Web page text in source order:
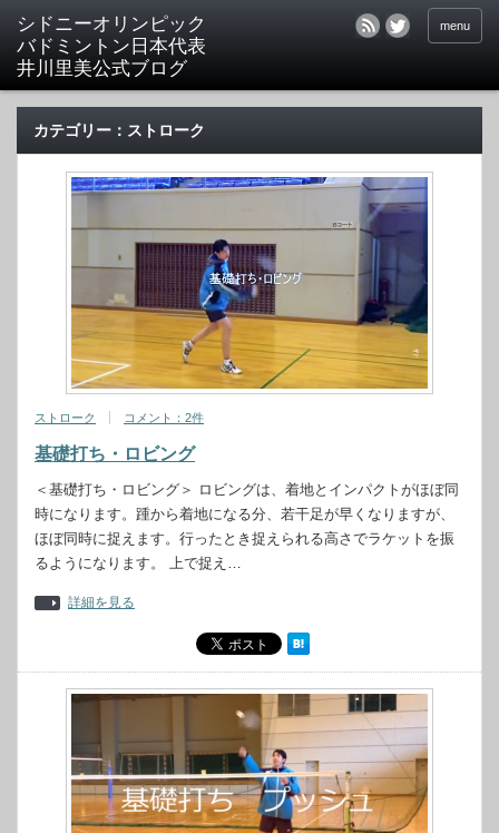
シドニーオリンピック
バドミントン日本代表
井川里美公式ブログ
menu
カテゴリー：ストローク
ストローク コメント：2件
基礎打ち・ロビング
＜基礎打ち・ロビング＞ ロビングは、着地とインパクトがほぼ同
時になります。踵から着地になる分、若干足が早くなりますが、
ほぼ同時に捉えます。行ったとき捉えられる高さでラケットを振
るようになります。 上で捉え…
詳細を見る